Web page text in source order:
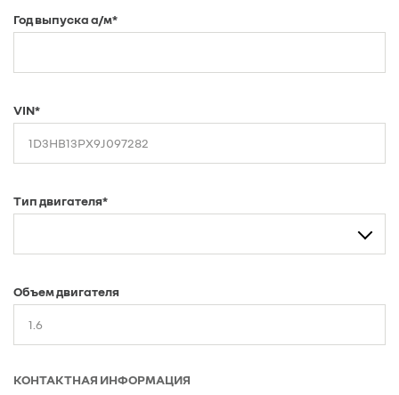
Год выпуска а/м*
VIN*
Тип двигателя*
Объем двигателя
КОНТАКТНАЯ ИНФОРМАЦИЯ